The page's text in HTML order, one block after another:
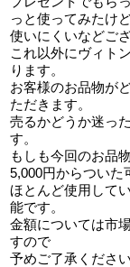
っと使ってみたけ
使いにくいなどご
これ以外にヴィト
ります。
お客様のお品物が
ただきます。
売るかどうか迷っ
す。
もしも今回のお品
5,000円からついた
ほとんど使用して
能です。
金額については市
すので
予めご了承ください